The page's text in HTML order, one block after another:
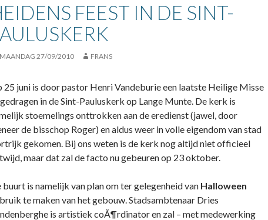
FEEST IN DE SINT-
MAANDAG 27/09/2010 FRANS
25 juni is door pastor Henri Vandeburie een laatste Heilige Misse
in de Sint-Pauluskerk op Lange Munte. De kerk is
stoemelings onttrokken aan de eredienst (jawel, door
de bisschop Roger) en aldus weer in volle eigendom van stad
gekomen. Bij ons weten is de kerk nog altijd niet officieel
maar dat zal de facto nu gebeuren op 23 oktober.
buurt is namelijk van plan om ter gelegenheid van Halloween
te maken van het gebouw. Stadsambtenaar Dries
is artistiek coÃ¶rdinator en zal – met medewerking